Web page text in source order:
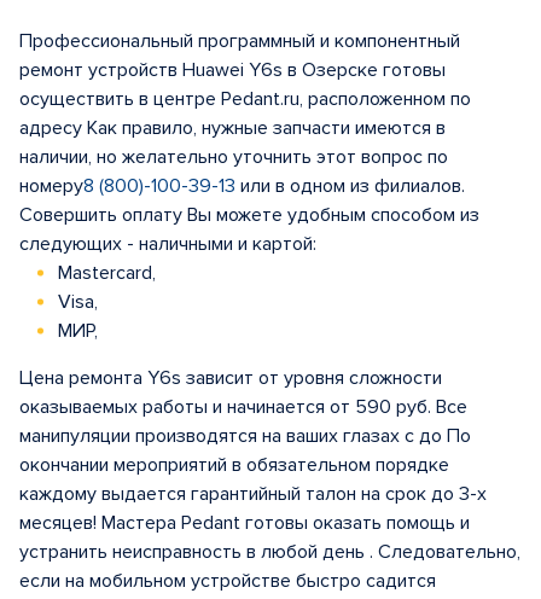
Профессиональный программный и компонентный
ремонт устройств Huawei Y6s в Озерске готовы
осуществить в центре Pedant.ru, расположенном по
адресу Как правило, нужные запчасти имеются в
наличии, но желательно уточнить этот вопрос по
номеру8 (800)-100-39-13 или в одном из филиалов.
Совершить оплату Вы можете удобным способом из
следующих - наличными и картой:
Mastercard,
Visa,
МИР,
Цена ремонта Y6s зависит от уровня сложности
оказываемых работы и начинается от 590 руб. Все
манипуляции производятся на ваших глазах с до По
окончании мероприятий в обязательном порядке
каждому выдается гарантийный талон на срок до 3-х
месяцев! Мастера Pedant готовы оказать помощь и
устранить неисправность в любой день . Следовательно,
если на мобильном устройстве быстро садится